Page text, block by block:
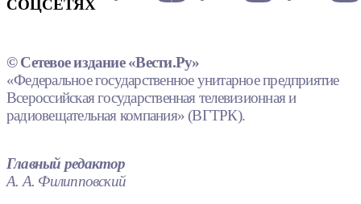
СОЦСЕТЯХ
© Сетевое издание «Вести.Ру»
«Федеральное государственное унитарное предприятие
Всероссийская государственная телевизионная и
радиовещательная компания» (ВГТРК).
Главный редактор
А. А. Филипповский